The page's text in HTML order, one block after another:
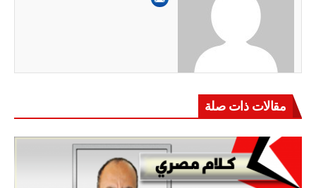
مقالات ذات صلة